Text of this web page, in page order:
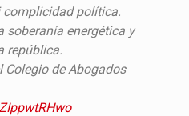
política.
soberanía energética y
república.
Colegio de Abogados